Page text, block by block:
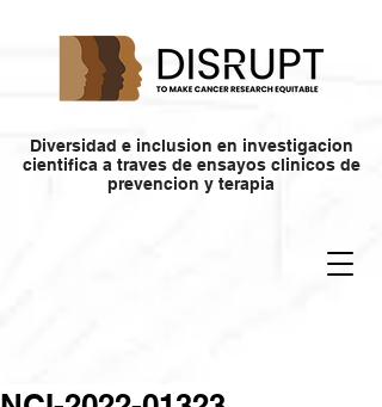
Diversidad e inclusion en investigacion
cientifica a traves de ensayos clinicos de
prevencion y terapia